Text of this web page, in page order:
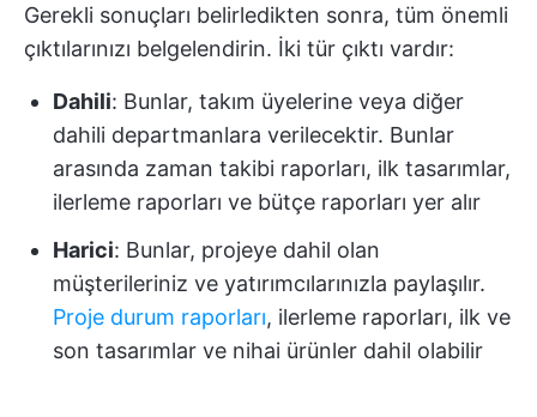
Gerekli sonuçları belirledikten sonra, tüm önemli
çıktılarınızı belgelendirin. İki tür çıktı vardır:
Dahili: Bunlar, takım üyelerine veya diğer
dahili departmanlara verilecektir. Bunlar
arasında zaman takibi raporları, ilk tasarımlar,
ilerleme raporları ve bütçe raporları yer alır
Harici: Bunlar, projeye dahil olan
müşterileriniz ve yatırımcılarınızla paylaşılır.
Proje durum raporları, ilerleme raporları, ilk ve
son tasarımlar ve nihai ürünler dahil olabilir